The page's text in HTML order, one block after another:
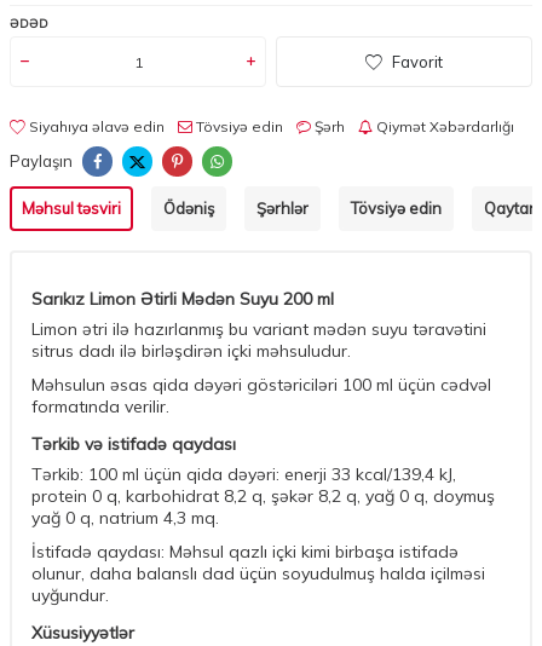
ƏDƏD
Favorit
Siyahıya əlavə edin Tövsiyə edin Şərh Qiymət Xəbərdarlığı
Paylaşın
Məhsul təsviri Ödəniş Şərhlər Tövsiyə edin
Sarıkız Limon Ətirli Mədən Suyu 200 ml
Limon ətri ilə hazırlanmış bu variant mədən suyu təravətini
sitrus dadı ilə birləşdirən içki məhsuludur.
Məhsulun əsas qida dəyəri göstəriciləri 100 ml üçün cədvəl
formatında verilir.
Tərkib və istifadə qaydası
Tərkib: 100 ml üçün qida dəyəri: enerji 33 kcal/139,4 kJ,
protein 0 q, karbohidrat 8,2 q, şəkər 8,2 q, yağ 0 q, doymuş
yağ 0 q, natrium 4,3 mq.
İstifadə qaydası: Məhsul qazlı içki kimi birbaşa istifadə
olunur, daha balanslı dad üçün soyudulmuş halda içilməsi
uyğundur.
Xüsusiyyətlər